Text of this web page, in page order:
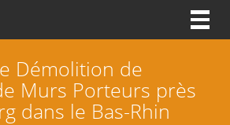
Démolition de
Murs Porteurs près
dans le Bas-Rhin